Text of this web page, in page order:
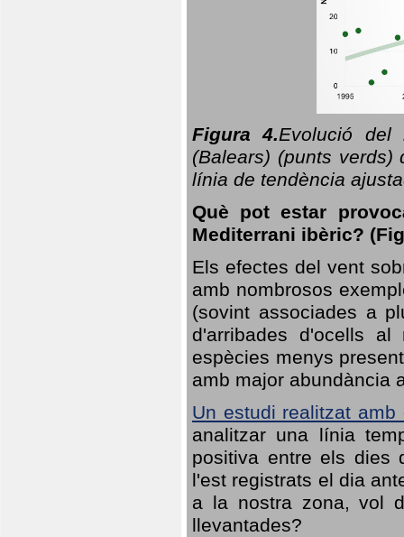
Figura 4.Evolució del
(Balears) (punts
línia de tendència
Què pot estar
Mediterrani ibèric?
Els efectes del vent
amb nombrosos
(sovint associades a
d'arribades d'ocells
espècies menys
amb major abundància
Un estudi realitzat amb
analitzar una línia
positiva entre els dies
l'est registrats el dia
a la nostra zona, vol
llevantades?